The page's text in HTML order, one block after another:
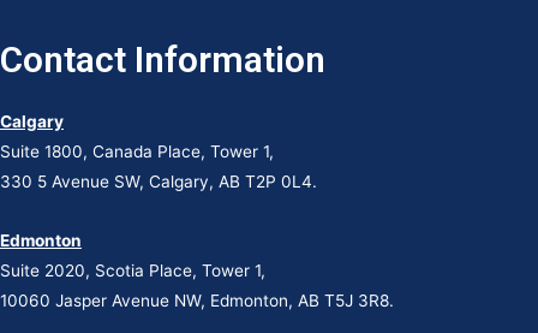
Contact Information
Calgary
Suite 1800, Canada Place, Tower 1,
330 5 Avenue SW, Calgary, AB T2P 0L4.
Edmonton
Suite 2020, Scotia Place, Tower 1,
10060 Jasper Avenue NW, Edmonton, AB T5J 3R8.